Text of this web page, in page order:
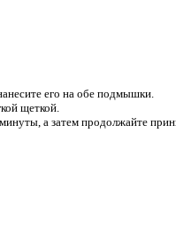
его на обе подмышки.
щеткой.
а затем продолжайте